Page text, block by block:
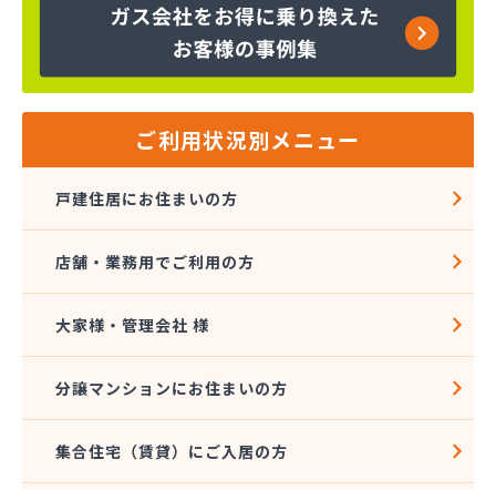
株式会社富士商会
株式会社芳之内ガス
株式会社木田産業
丸信ガス株式会社
菊間ガス北条ショールーム
共同ガス株式会社 松山支店
玉井産業株式会社
広島ガス伯方株式会社
今出石油
三原産業株式会社 ガス販売部
三光ガス商会
三光ガス商会 伊台出張所
ご利用状況別メニュー
戸建住居にお住まいの方
店舗・業務用でご利用の方
大家様・管理会社 様
分譲マンションにお住まいの方
集合住宅（賃貸）にご入居の方